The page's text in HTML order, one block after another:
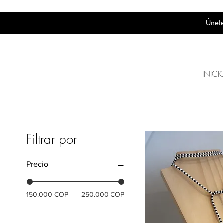
Filtrar por
Precio
150.000 COP 250.000 COP